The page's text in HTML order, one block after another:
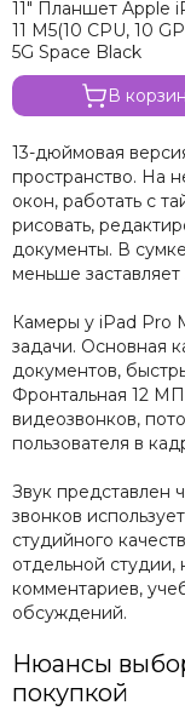
11" Планшет Apple
11 M5(10 CPU, 10
5G Space Black
В
13-дюймовая
пространство. На
окон, работать с
рисовать,
документы. В
меньше
Камеры у iPad Pro
задачи. Основная
документов,
Фронтальная 12
видеозвонков,
пользователя в
Звук представлен
звонков
студийного
отдельной студии,
комментариев,
обсуждений.
Нюансы
покупкой